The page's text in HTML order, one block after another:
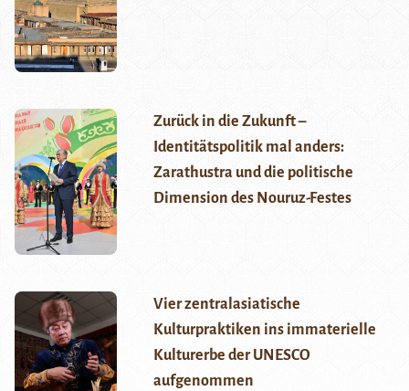
Zurück in die Zukunft –
Identitätspolitik mal anders:
Zarathustra und die politische
Dimension des Nouruz-Festes
Vier zentralasiatische
Kulturpraktiken ins immaterielle
Kulturerbe der UNESCO
aufgenommen